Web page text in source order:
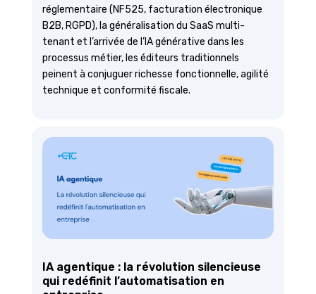
réglementaire (NF525, facturation électronique
B2B, RGPD), la généralisation du SaaS multi-
tenant et l’arrivée de l’IA générative dans les
processus métier, les éditeurs traditionnels
peinent à conjuguer richesse fonctionnelle, agilité
technique et conformité fiscale.
IA agentique : la révolution silencieuse
qui redéfinit l’automatisation en